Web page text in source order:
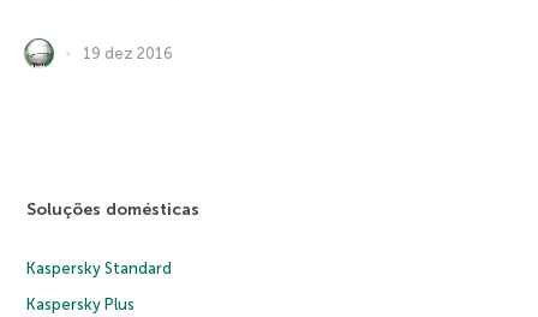
19 dez 2016
Soluções domésticas
Kaspersky Standard
Kaspersky Plus